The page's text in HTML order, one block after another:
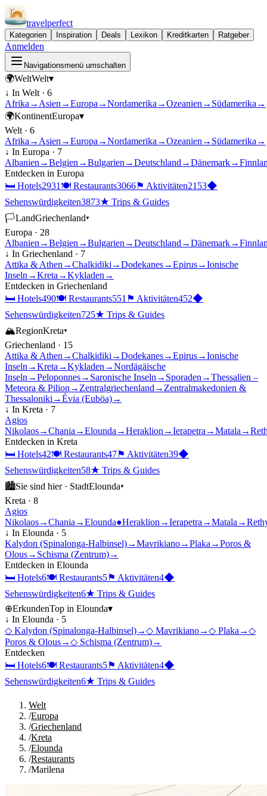
travelperfect
Kategorien Inspiration Deals Lexikon Kreditkarten Ratgeber
Anmelden
Navigationsmenü umschalten
🌍WeltWelt▾
↓ In Welt · 6
Afrika → Asien →Europa →Nordamerika →Ozeanien → Südamerika →
🌍KontinentEuropa▾
Welt · 6
Afrika → Asien →Europa →Nordamerika →Ozeanien → Südamerika →
↓ In Europa · 7
Albanien →Belgien →Bulgarien →Deutschland →Dänemark→
Entdecken in Europa
🛏 Hotels2931 🍽 Restaurants3066⚑ Aktivitäten2153◆
Sehenswürdigkeiten3873★ Trips & Guides
🏳LandGriechenland▾
Europa · 28
Albanien →Belgien →Bulgarien →Deutschland →Dänemark→
↓ In Griechenland · 7
Attika & Athen →Chalkidiki →Dodekanes→Epirus→Ionische
Inseln →Kreta →Kykladen →
Entdecken in Griechenland
🛏 Hotels490🍽 Restaurants551 ⚑ Aktivitäten452◆
Sehenswürdigkeiten725★ Trips & Guides
🏔RegionKreta▾
Griechenland · 15
Attika & Athen →Chalkidiki →Dodekanes→Epirus→Ionische
Inseln →Kreta →Kykladen →Nordägäische
Inseln →Peloponnes→ Saronische Inseln → Sporaden →Thessalien –
Meteora & Pilion → Zentralgriechenland → Zentralmakedonien &
Thessaloniki →Évia (Euböa)→
↓ In Kreta · 7
Agios
Nikolaos→Chania →Elounda →Heraklion →Ierapetra →Matala →
Entdecken in Kreta
🛏 Hotels42🍽 Restaurants47⚑ Aktivitäten39◆
Sehenswürdigkeiten58★ Trips & Guides
🏙Sie sind hier · StadtElounda▾
Kreta · 8
Agios
Nikolaos→Chania →Elounda●Heraklion →Ierapetra →Matala →
↓ In Elounda · 5
Kalydon (Spinalonga-Halbinsel)→Mavrikiano→Plaka →Poros &
Olous→ Schisma (Zentrum)→
Entdecken in Elounda
🛏 Hotels6🍽 Restaurants5⚑ Aktivitäten4◆
Sehenswürdigkeiten6★ Trips & Guides
⊕ErkundenTop in Elounda▾
↓ In Elounda · 5
◇ Kalydon (Spinalonga-Halbinsel)→◇ Mavrikiano→◇ Plaka →◇
Poros & Olous→◇ Schisma (Zentrum)→
Entdecken
🛏 Hotels6🍽 Restaurants5⚑ Aktivitäten4◆
Sehenswürdigkeiten6★ Trips & Guides
Welt
/Europa
/Griechenland
/Kreta
/Elounda
/Restaurants
/Marilena